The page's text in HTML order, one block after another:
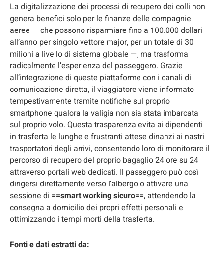
La digitalizzazione dei processi di recupero dei colli non
genera benefici solo per le finanze delle compagnie
aeree — che possono risparmiare fino a 100.000 dollari
all’anno per singolo vettore major, per un totale di 30
milioni a livello di sistema globale —, ma trasforma
radicalmente l’esperienza del passeggero. Grazie
all’integrazione di queste piattaforme con i canali di
comunicazione diretta, il viaggiatore viene informato
tempestivamente tramite notifiche sul proprio
smartphone qualora la valigia non sia stata imbarcata
sul proprio volo. Questa trasparenza evita ai dipendenti
in trasferta le lunghe e frustranti attese dinanzi ai nastri
trasportatori degli arrivi, consentendo loro di monitorare il
percorso di recupero del proprio bagaglio 24 ore su 24
attraverso portali web dedicati. Il passeggero può così
dirigersi direttamente verso l’albergo o attivare una
sessione di ==smart working sicuro==, attendendo la
consegna a domicilio dei propri effetti personali e
ottimizzando i tempi morti della trasferta.
Fonti e dati estratti da: